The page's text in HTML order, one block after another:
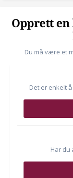
Opprett
Du må være et
Det er enkelt
Har du